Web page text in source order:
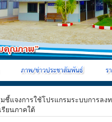
ชี้แจงการใช้โปรแกรมระบบการล
ยนภาคใต้